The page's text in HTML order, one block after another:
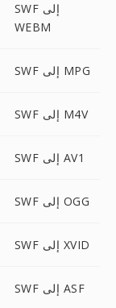
SWF إلى
WEBM
SWF إلى MPG
SWF إلى M4V
SWF إلى AV1
SWF إلى OGG
SWF إلى XVID
SWF إلى ASF